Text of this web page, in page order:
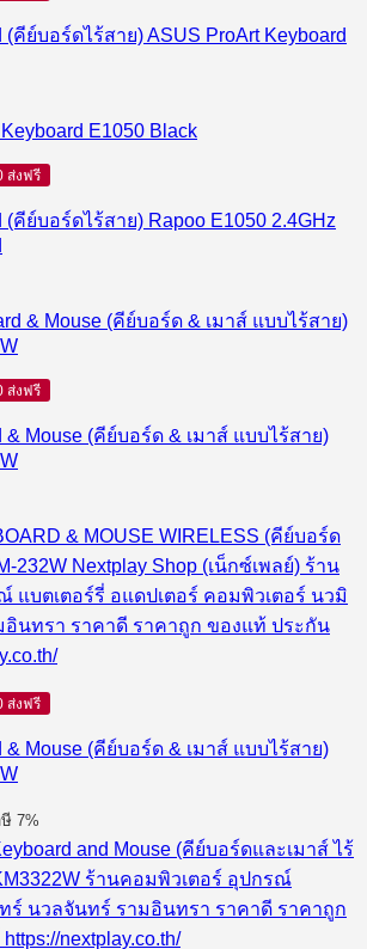
(คีย์บอร์ดไร้สาย) ASUS ProArt Keyboard
ส่งฟรี
(คีย์บอร์ดไร้สาย) Rapoo E1050 2.4GHz
ส่งฟรี
& Mouse (คีย์บอร์ด & เมาส์ แบบไร้สาย)
ส่งฟรี
& Mouse (คีย์บอร์ด & เมาส์ แบบไร้สาย)
7%